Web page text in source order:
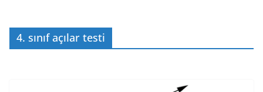
4. sınıf açılar testi